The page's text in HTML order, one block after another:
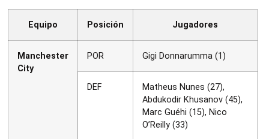
Equipo Posición Jugadores
Manchester
City
POR Gigi Donnarumma (1)
DEF
Matheus Nunes (27),
Abdukodir Khusanov (45),
Marc Guéhi (15), Nico
O’Reilly (33)